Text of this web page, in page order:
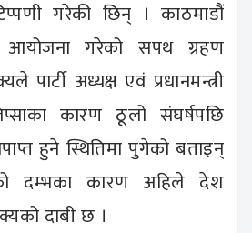
गरेकी छिन् । काठमाडौं
आयोजना गरेको सपथ ग्रहण
पार्टी अध्यक्ष एवं प्रधानमन्त्री
कारण ठूलो संघर्षपछि
हुने स्थितिमा पुगेको बताइन्
दम्भका कारण अहिले देश
दाबी छ ।